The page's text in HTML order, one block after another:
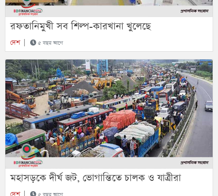
রফতানিমুখী সব শিল্প-কারখানা খুলেছে
দেশ| ৫ বছর আগে
মহাসড়কে দীর্ঘ জট, ভোগান্তিতে চালক ও যাত্রীরা
দেশ|